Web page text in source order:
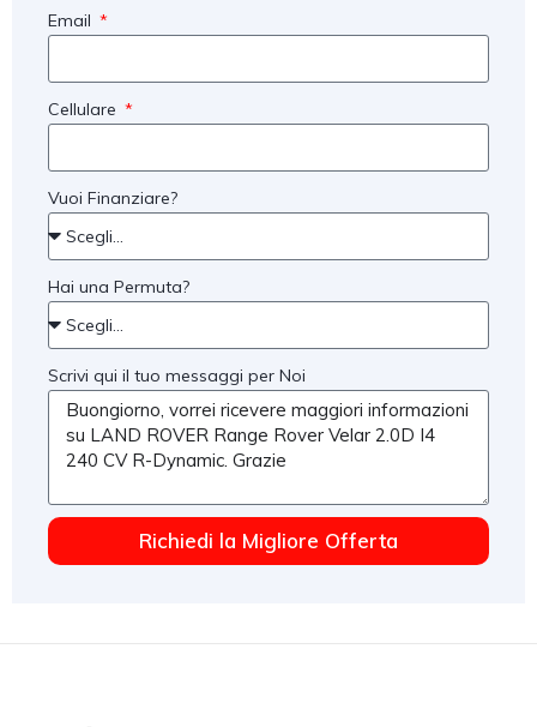
Email
Cellulare
Vuoi Finanziare?
Hai una Permuta?
Scrivi qui il tuo messaggi per Noi
Richiedi la Migliore Offerta